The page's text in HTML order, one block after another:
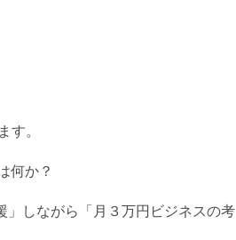
。
何か？
」しながら「月３万円ビジネスの考